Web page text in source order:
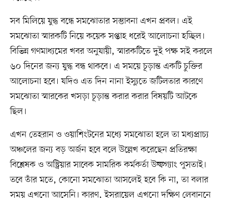
সব মিলিয়ে যুদ্ধ বন্ধে সমঝোতার সম্ভাবনা এখন প্রবল। এই
সমঝোতা স্মারকটি নিয়ে কয়েক সপ্তাহ ধরেই আলোচনা হচ্ছিল।
বিভিন্ন গণমাধ্যমের খবর অনুযায়ী, স্মারকটিতে দুই পক্ষ সই করলে
৬০ দিনের জন্য যুদ্ধ বন্ধ থাকবে। এ সময়ে চূড়ান্ত একটি চুক্তির
আলোচনা হবে। যদিও এত দিন নানা ইস্যুতে জটিলতার কারণে
সমঝোতা স্মারকের খসড়া চূড়ান্ত করার করার বিষয়টি আটকে
ছিল।
এখন তেহরান ও ওয়াশিংটনের মধ্যে সমঝোতা হলে তা মধ্যপ্রাচ্য
অঞ্চলের জন্য বড় অর্জন হবে বলে উল্লেখ করেছেন প্রতিরক্ষা
বিশ্লেষক ও অস্ট্রিয়ার সাবেক সামরিক কর্মকর্তা উল্ফগ্যাং পুসতাই।
তবে তাঁর মতে, কোনো সমঝোতা আসলেই হবে কি না, তা বলার
সময় এখনো আসেনি। কারণ, ইসরায়েল এখনো দক্ষিণ লেবাননে